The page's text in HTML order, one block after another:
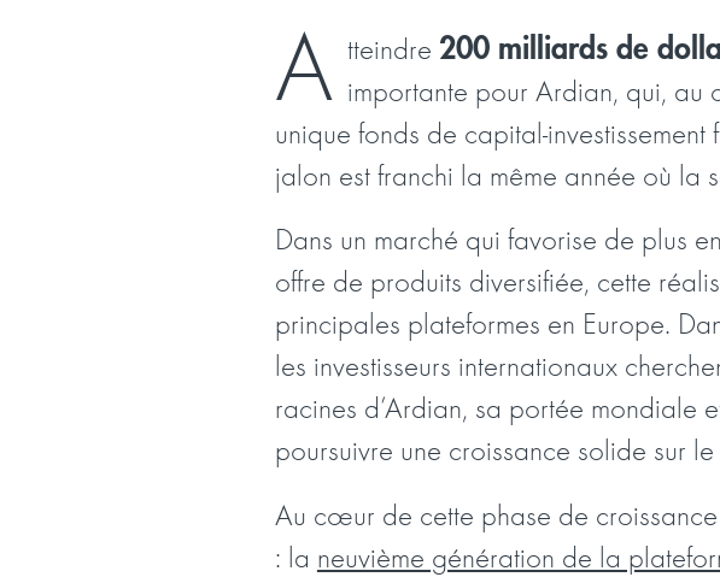
A tteindre 200 milliards de
importante pour Ardian, qui, au
unique fonds de capital-
jalon est franchi la même année où la
Dans un marché qui favorise de plus
offre de produits diversifiée, cette
principales plateformes en Europe.
les investisseurs internationaux
racines d’Ardian, sa portée mondiale
poursuivre une croissance solide sur
Au cœur de cette phase de
: la neuvième génération de la